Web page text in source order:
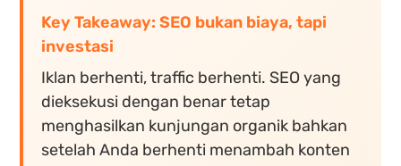
Key Takeaway: SEO bukan biaya, tapi
investasi
Iklan berhenti, traffic berhenti. SEO yang
dieksekusi dengan benar tetap
menghasilkan kunjungan organik bahkan
setelah Anda berhenti menambah konten